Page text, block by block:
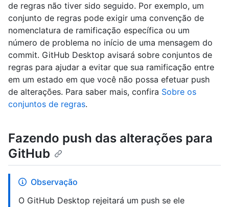
de regras não tiver sido seguido. Por exemplo, um
conjunto de regras pode exigir uma convenção de
nomenclatura de ramificação específica ou um
número de problema no início de uma mensagem do
commit. GitHub Desktop avisará sobre conjuntos de
regras para ajudar a evitar que sua ramificação entre
em um estado em que você não possa efetuar push
de alterações. Para saber mais, confira Sobre os
conjuntos de regras.
Fazendo push das alterações para
GitHub
Observação
O GitHub Desktop rejeitará um push se ele